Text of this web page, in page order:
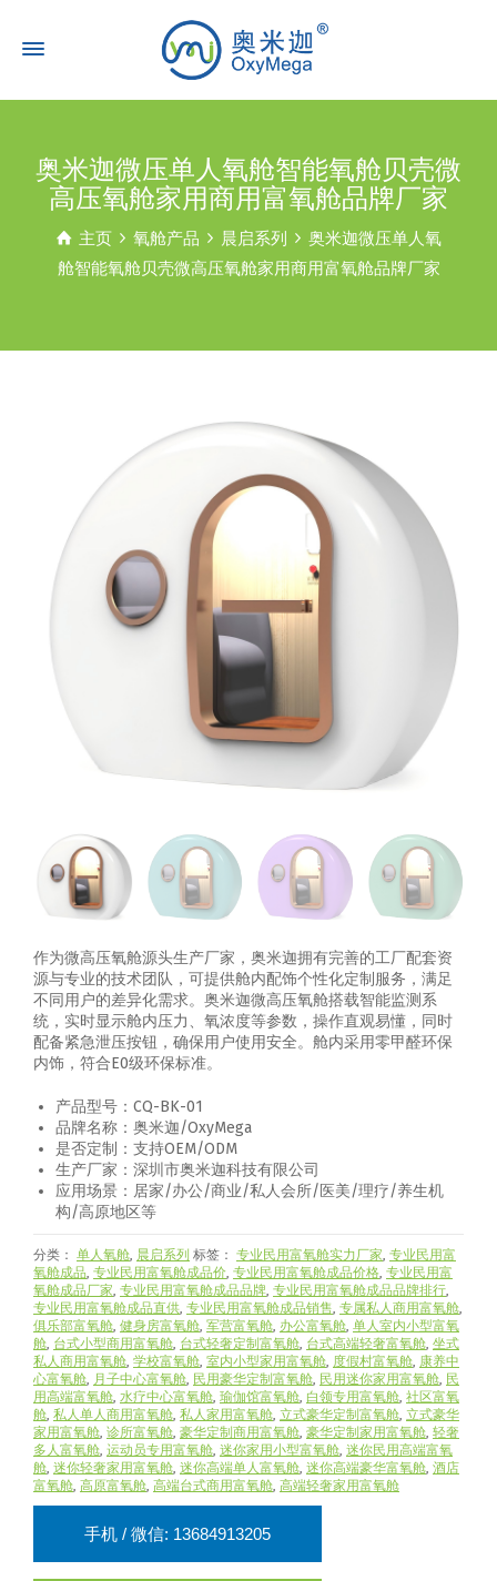
奥米迦微压单人氧舱智能氧舱贝壳微
高压氧舱家用商用富氧舱品牌厂家
主页 氧舱产品 晨启系列
奥米迦微压单人氧
舱智能氧舱贝壳微高压氧舱家用商用富氧舱品牌厂家
作为微高压氧舱源头生产厂家，奥米迦拥有完善的工厂配套资
源与专业的技术团队，可提供舱内配饰个性化定制服务，满足
不同用户的差异化需求。奥米迦微高压氧舱搭载智能监测系
统，实时显示舱内压力、氧浓度等参数，操作直观易懂，同时
配备紧急泄压按钮，确保用户使用安全。舱内采用零甲醛环保
内饰，符合E0级环保标准。
产品型号：CQ-BK-01
品牌名称：奥米迦/OxyMega
是否定制：支持OEM/ODM
生产厂家：深圳市奥米迦科技有限公司
应用场景：居家/办公/商业/私人会所/医美/理疗/养生机
构/高原地区等
分类： 单人氧舱 晨启系列 标签： 专业民用富氧舱实力厂家 专业民用富
氧舱成品 专业民用富氧舱成品价 专业民用富氧舱成品价格 专业民用富
氧舱成品厂家 专业民用富氧舱成品品牌 专业民用富氧舱成品品牌排行
专业民用富氧舱成品直供 专业民用富氧舱成品销售 专属私人商用富氧舱
俱乐部富氧舱 健身房富氧舱 军营富氧舱 办公富氧舱 单人室内小型富氧
舱 台式小型商用富氧舱 台式轻奢定制富氧舱 台式高端轻奢富氧舱 坐式
私人商用富氧舱 学校富氧舱 室内小型家用富氧舱 度假村富氧舱 康养中
心富氧舱 月子中心富氧舱 民用豪华定制富氧舱 民用迷你家用富氧舱 民
用高端富氧舱 水疗中心富氧舱 瑜伽馆富氧舱 白领专用富氧舱 社区富氧
舱 私人单人商用富氧舱 私人家用富氧舱 立式豪华定制富氧舱 立式豪华
家用富氧舱 诊所富氧舱 豪华定制商用富氧舱 豪华定制家用富氧舱 轻奢
多人富氧舱 运动员专用富氧舱 迷你家用小型富氧舱 迷你民用高端富氧
舱 迷你轻奢家用富氧舱 迷你高端单人富氧舱 迷你高端豪华富氧舱 酒店
富氧舱 高原富氧舱 高端台式商用富氧舱 高端轻奢家用富氧舱
手机 / 微信: 13684913205